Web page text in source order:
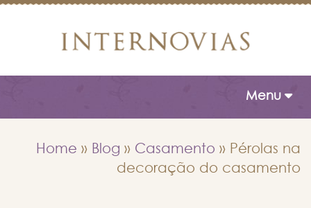
Toggle
Menu
Home » Blog » Casamento » Pérolas na
decoração do casamento